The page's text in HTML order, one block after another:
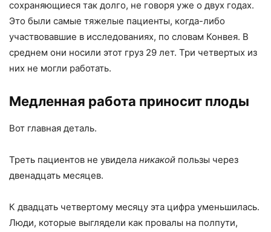
сохраняющиеся так долго, не говоря уже о двух годах.
Это были самые тяжелые пациенты, когда-либо
участвовавшие в исследованиях, по словам Конвея. В
среднем они носили этот груз 29 лет. Три четвертых из
них не могли работать.
Медленная работа приносит плоды
Вот главная деталь.
Треть пациентов не увидела никакой пользы через
двенадцать месяцев.
К двадцать четвертому месяцу эта цифра уменьшилась.
Люди, которые выглядели как провалы на полпути,